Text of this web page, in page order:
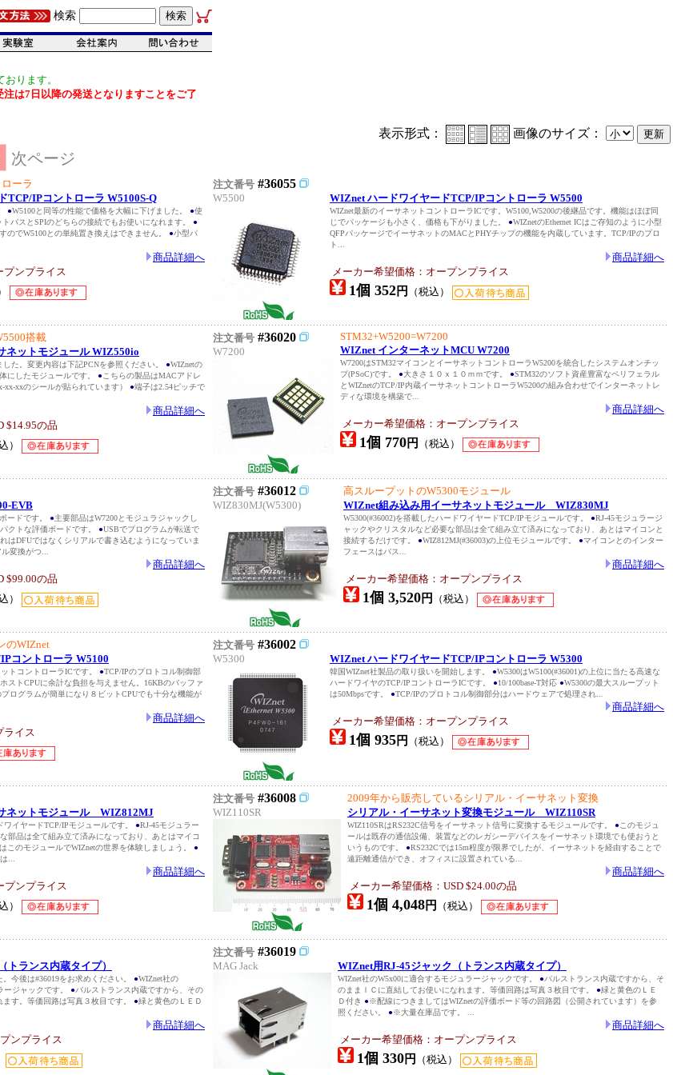
検索
ります。
は7日以降の発送となりますことをご了
表示形式： 画像のサイズ：
次ページ
ーラ
TCP/IPコントローラ W5100S-Q
●W5100と同等の性能で価格を大幅に下げました。 ●使
トバスとSPIのどちらの接続でもお使いになれます。 ●
のでW5100との単純置き換えはできません。 ●小型パ
商品詳細へ
プンプライス
注文番号 #36055
W5500 WIZnet ハードワイヤードTCP/IPコントローラ W5500
WIZnet最新のイーサネットコントローラICです。W5100,W5200の後継品です。機能はほぼ同
じでパッケージも小さく、価格も下がりました。 ●WIZnetのEthernet ICはご存知のように小型
QFPパッケージでイーサネットのMACとPHYチップの機能を内蔵しています。TCP/IPのプロ
ト...
商品詳細へ
メーカー希望価格：オープンプライス
1個 352円 （税込）
搭載
ネットモジュール WIZ550io
した。変更内容は下記PCNを参照ください。 ●WIZnetの
にしたモジュールです。 ● こちらの製品はMACアドレ
xx-xxのシールが貼られています） ●端子は2.54ピッチで
商品詳細へ
$14.95の品
）
注文番号 #36020
W7200
STM32+W5200=W7200
WIZnet インターネットMCU W7200
W7200はSTM32マイコンとイーサネットコントローラW5200を統合したシステムオンチッ
プ(PSoC)です。 ●大きさ１０ｘ１０ｍｍです。 ●STM32のソフト資産豊富なペリフェラル
とWIZnetのTCP/IP内蔵イーサネットコントローラW5200の組み合わせでインターネットレ
ディな環境を構築で...
商品詳細へ
メーカー希望価格：オープンプライス
1個 770円 （税込）
EVB
ードです。 ●主要部品はW7200とモジュラジャックし
クトな評価ボードです。 ●USBでプログラムが転送で
はDFUではなくシリアルで書き込むようになっていま
変換がつ...
商品詳細へ
$99.00の品
）
注文番号 #36012
WIZ830MJ(W5300)
高スループットのW5300モジュール
WIZnet組み込み用イーサネットモジュール WIZ830MJ
W5300(#36002)を搭載したハードワイヤードTCP/IPモジュールです。 ●RJ-45モジュラージ
ャックやクリスタルなど必要な部品は全て組み立て済みになっており、あとはマイコンと
接続するだけです。 ●WIZ812MJ(#36003)の上位モジュールです。 ●マイコンとのインター
フェースはバス...
商品詳細へ
メーカー希望価格：オープンプライス
1個 3,520円 （税込）
のWIZnet
コントローラ W5100
トコントローラICです。 ●TCP/IPのプロトコル制御部
ストCPUに余計な負担を与えません。16KBのバッファ
プログラムが簡単になり８ビットCPUでも十分な機能が
商品詳細へ
ライス
注文番号 #36002
W5300 WIZnet ハードワイヤードTCP/IPコントローラ W5300
韓国WIZnet社製品の取り扱いを開始します。 ●W5300はW5100(#36001)の上位に当たる高速な
ハードワイヤのTCP/IPコントローラICです。 ●10/100base-T対応 ●W5300の最大スループット
は50Mbpsです。 ●TCP/IPのプロトコル制御部分はハードウェアで処理され...
商品詳細へ
メーカー希望価格：オープンプライス
1個 935円 （税込）
ネットモジュール WIZ812MJ
ワイヤードTCP/IPモジュールです。 ●RJ-45モジュラー
部品は全て組み立て済みになっており、あとはマイコ
このモジュールでWIZnetの世界を体験しましょう。 ●
...
商品詳細へ
プンプライス
）
注文番号 #36008
WIZ110SR
2009年から販売しているシリアル・イーサネット変換
シリアル・イーサネット変換モジュール WIZ110SR
WIZ110SRはRS232C信号をイーサネット信号に変換するモジュールです。 ● このモジュ
ールは既存の通信設備、装置などのレガシーデバイスをイーサネット環境でも使おうと
いうものです。 ●RS232Cでは15m程度が限界でしたが、イーサネットを経由することで
遠距離通信ができ、オフィスに設置されている...
商品詳細へ
メーカー希望価格：USD $24.00の品
1個 4,048円 （税込）
トランス内蔵タイプ）
今後は#36019をお求めください。 ●WIZnet社の
ージャックです。 ●パルストランス内蔵ですから、その
す。等価回路は写真３枚目です。 ●緑と黄色のＬＥＤ
商品詳細へ
ンプライス
注文番号 #36019
MAG Jack WIZnet用RJ-45ジャック（トランス内蔵タイプ）
WIZnet社のW5x00に適合するモジュラージャックです。 ●パルストランス内蔵ですから、そ
のままＩＣに直結してお使いになれます。等価回路は写真３枚目です。 ●緑と黄色のＬＥ
Ｄ付き ●※配線につきましてはWIZnetの評価ボード等の回路図（公開されています）を参
照ください。 ●※大量在庫品です。 ...
商品詳細へ
メーカー希望価格：オープンプライス
1個 330円 （税込）